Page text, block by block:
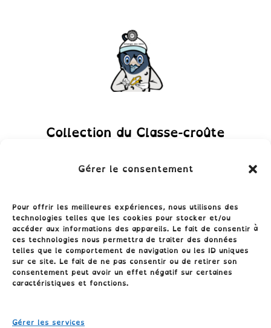
Gérer le consentement
Pour offrir les meilleures expériences, nous utilisons des
technologies telles que les cookies pour stocker et/ou
accéder aux informations des appareils. Le fait de consentir à
ces technologies nous permettra de traiter des données
telles que le comportement de navigation ou les ID uniques
sur ce site. Le fait de ne pas consentir ou de retirer son
consentement peut avoir un effet négatif sur certaines
caractéristiques et fonctions.
Gérer les services
Collection du Classe-croûte
Conditions générales
Politique de cookies (UE)